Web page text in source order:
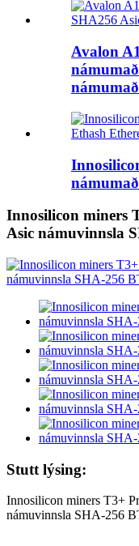
Avalon
Innosilicon miners
Asic námuvinnsla
Stutt lýsing:
Innosilicon miners T3+
námuvinnsla SHA-256